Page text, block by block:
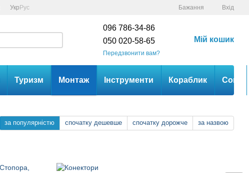
Укр Рус Бажання Вхід
096 786-34-86
050 020-58-65
Передзвонити вам?
Мій кошик
Туризм Монтаж Інструменти Кораблик Сом
за популярністю спочатку дешевше спочатку дорожче за назвою